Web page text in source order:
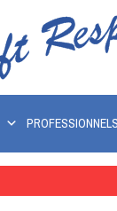
PROFESSIONNELS